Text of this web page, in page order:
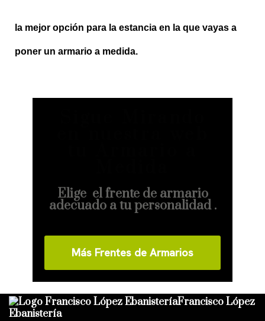
la mejor opción para la estancia en la que vayas a
poner un armario a medida.
Elige el frente de armario
adecuado a tu personalidad .
Más Frentes de Armarios
Francisco López
Ebanistería